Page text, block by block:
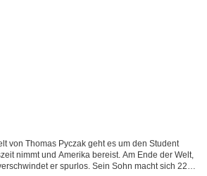
von Thomas Pyczak geht es um den Student
nimmt und Amerika bereist. Am Ende der Welt,
er spurlos. Sein Sohn macht sich 22